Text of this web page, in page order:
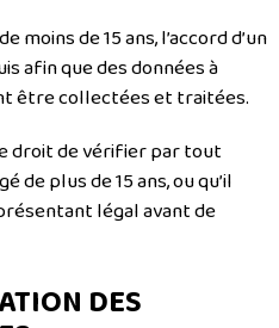
moins de 15 ans, l’accord d’un
afin que des données à
être collectées et traitées.
droit de vérifier par tout
de plus de 15 ans, ou qu’il
légal avant de
DES